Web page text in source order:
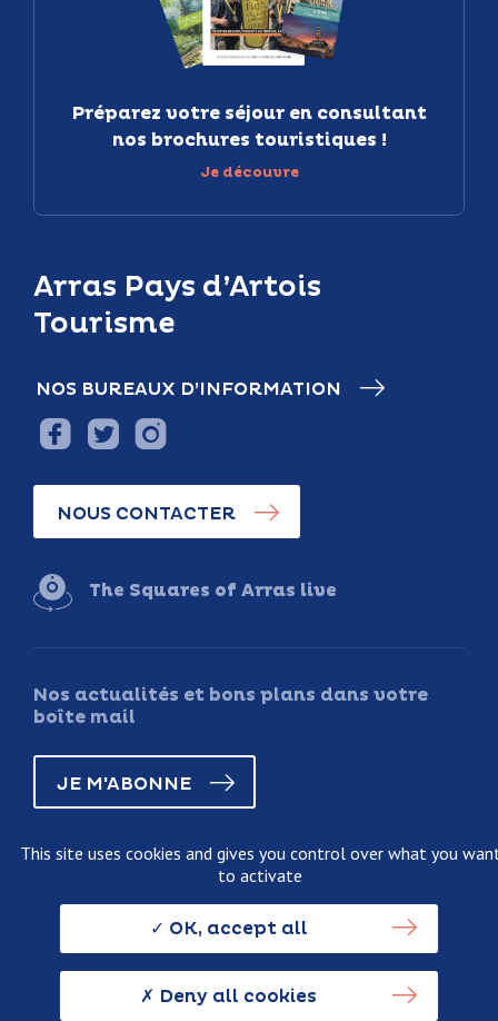
Arras Pays d’Artois
Tourisme
NOS BUREAUX D’INFORMATION
NOUS CONTACTER
The Squares of Arras live
Nos actualités et bons plans dans votre
boîte mail
JE M'ABONNE
Préparez votre séjour en consultant
nos brochures touristiques !
Je découvre
Personnal data usage policy
This site uses cookies and gives you control over what you
to activate
OK, accept all
Deny all cookies